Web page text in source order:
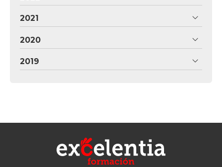
2021
2020
2019